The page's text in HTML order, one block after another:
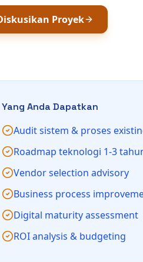
Proyek
Yang Anda Dapatkan
Audit sistem & proses
Roadmap teknologi 1-3
Vendor selection advisory
Business process
Digital maturity assessment
ROI analysis & budgeting